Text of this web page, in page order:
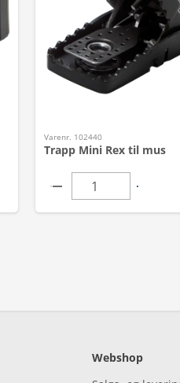
Varenr. 102440
Trapp Mini Rex til mus
Webshop